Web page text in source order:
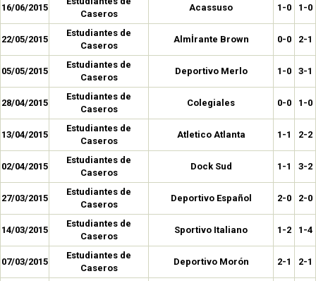
16/06/2015
Caseros
Acassuso 1-0 1-0
22/05/2015
Estudiantes de
Caseros
Almİrante Brown 0-0 2-1
05/05/2015
Estudiantes de
Caseros
Deportivo Merlo 1-0 3-1
28/04/2015
Estudiantes de
Caseros
Colegiales 0-0 1-0
13/04/2015
Estudiantes de
Caseros
Atletico Atlanta 1-1 2-2
02/04/2015
Estudiantes de
Caseros
Dock Sud 1-1 3-2
27/03/2015
Estudiantes de
Caseros
Deportivo Español 2-0 2-0
14/03/2015
Estudiantes de
Caseros
Sportivo Italiano 1-2 1-4
07/03/2015
Estudiantes de
Caseros
Deportivo Morón 2-1 2-1